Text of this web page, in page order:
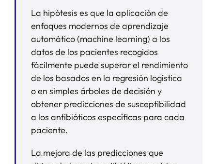
La hipótesis es que la aplicación de
enfoques modernos de aprendizaje
automático (machine learning) a los
datos de los pacientes recogidos
fácilmente puede superar el rendimiento
de los basados en la regresión logística
o en simples árboles de decisión y
obtener predicciones de susceptibilidad
a los antibióticos específicas para cada
paciente.
La mejora de las predicciones que